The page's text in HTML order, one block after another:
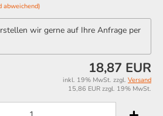
abweichend)
wir gerne auf Ihre Anfrage per
18,87 EUR
inkl. 19% MwSt. zzgl. Versand
15,86 EUR zzgl. 19% MwSt.